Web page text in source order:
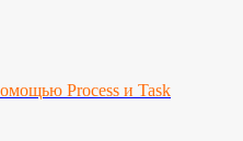
Process и Task